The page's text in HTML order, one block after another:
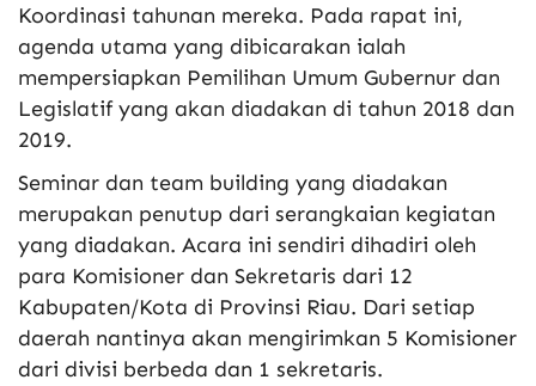
Koordinasi tahunan mereka. Pada rapat ini,
agenda utama yang dibicarakan ialah
mempersiapkan Pemilihan Umum Gubernur dan
Legislatif yang akan diadakan di tahun 2018 dan
2019.
Seminar dan team building yang diadakan
merupakan penutup dari serangkaian kegiatan
yang diadakan. Acara ini sendiri dihadiri oleh
para Komisioner dan Sekretaris dari 12
Kabupaten/Kota di Provinsi Riau. Dari setiap
daerah nantinya akan mengirimkan 5 Komisioner
dari divisi berbeda dan 1 sekretaris.